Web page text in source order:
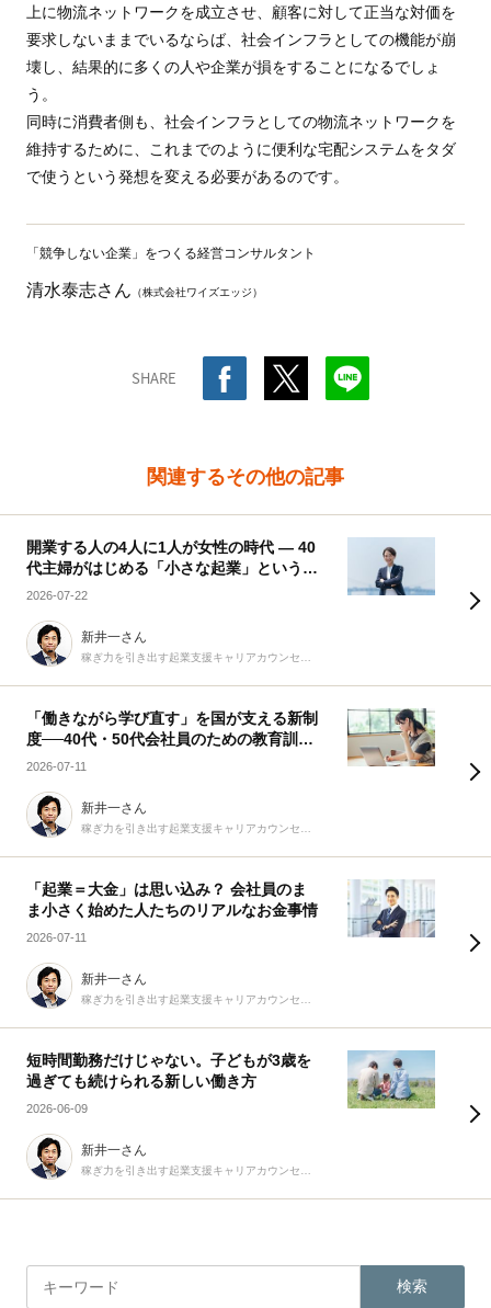
上に物流ネットワークを成立させ、顧客に対して正当な対価を
要求しないままでいるならば、社会インフラとしての機能が崩
壊し、結果的に多くの人や企業が損をすることになるでしょ
う。
同時に消費者側も、社会インフラとしての物流ネットワークを
維持するために、これまでのように便利な宅配システムをタダ
で使うという発想を変える必要があるのです。
「競争しない企業」をつくる経営コンサルタント
清水泰志さん （株式会社ワイズエッジ）
SHARE
関連するその他の記事
開業する人の4人に1人が女性の時代 ― 40
代主婦がはじめる「小さな起業」という選
択
2026-07-22
新井一さん
「働きながら学び直す」を国が支える新制
度──40代・50代会社員のための教育訓練
休暇給付金
2026-07-11
新井一さん
「起業＝大金」は思い込み？ 会社員のま
ま小さく始めた人たちのリアルなお金事情
2026-07-11
新井一さん
短時間勤務だけじゃない。子どもが3歳を
過ぎても続けられる新しい働き方
2026-06-09
新井一さん
検索